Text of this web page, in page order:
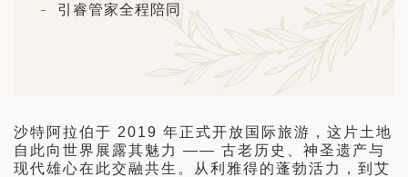
引睿管家全程陪同
沙特阿拉伯于 2019 年正式开放国际旅游，这片土地
自此向世界展露其魅力 —— 古老历史、神圣遗产与
现代雄心在此交融共生。从利雅得的蓬勃活力，到艾